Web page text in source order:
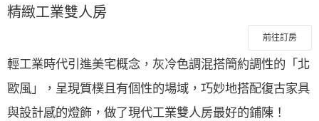
精緻工業雙人房
前往訂房
輕工業時代引進美宅概念，灰冷色調混搭簡約調性的「北
歐風」，呈現質樸且有個性的場域，巧妙地搭配復古家具
與設計感的燈飾，做了現代工業雙人房最好的鋪陳！